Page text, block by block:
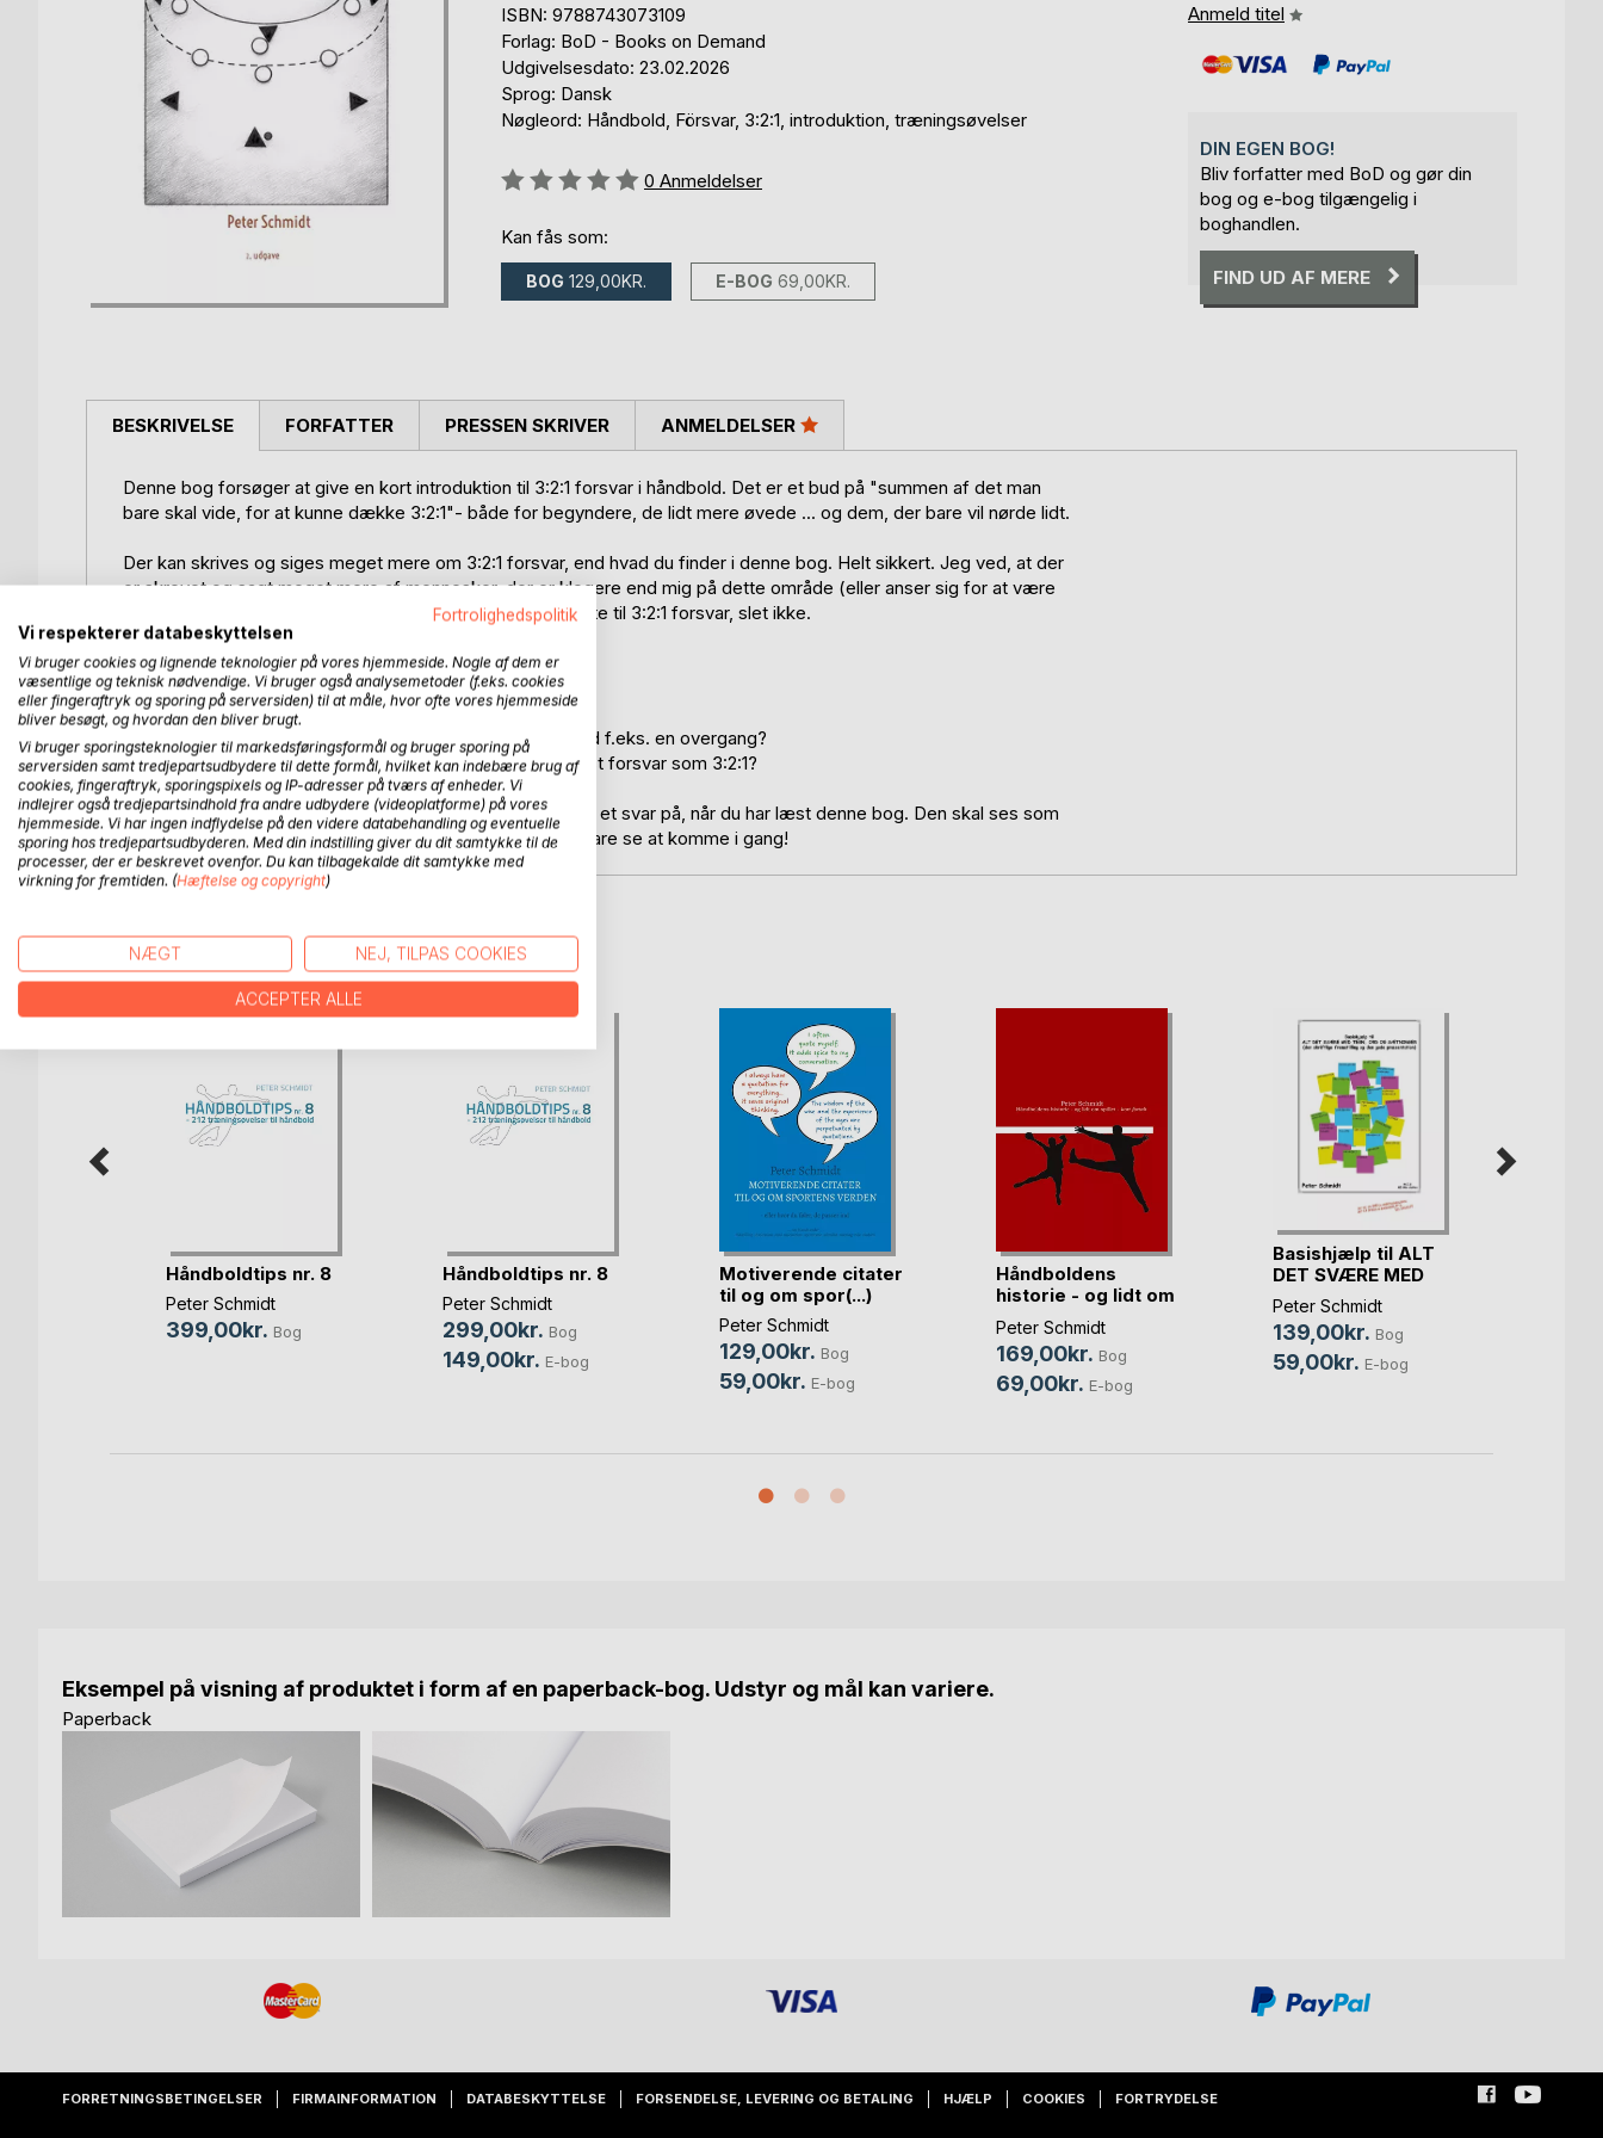
ISBN: 9788743073109
Forlag: BoD - Books on Demand
Udgivelsesdato: 23.02.2026
Sprog: Dansk
Nøgleord: Håndbold, Försvar, 3:2:1, introduktion, træningsøvelser
Anmeldelse::
0 Anmeldelser
Kan fås som:
BOG 129,00KR. E-BOG 69,00KR.
Anmeld titel
DIN EGEN BOG!
Bliv forfatter med BoD og gør din
bog og e-bog tilgængelig i
boghandlen.
FIND UD AF MERE
BESKRIVELSE
Denne bog forsøger at give en kort introduktion til 3:2:1 forsvar i håndbold. Det er et bud på "summen af det man
bare skal vide, for at kunne dække 3:2:1"- både for begyndere, de lidt mere øvede ... og dem, der bare vil nørde lidt.
Der kan skrives og siges meget mere om 3:2:1 forsvar, end hvad du finder i denne bog. Helt sikkert. Jeg ved, at der
er skrevet og sagt meget mere af mennesker, der er klogere end mig på dette område (eller anser sig for at være
det), så bogen skal ikke ses som en udtømmende facitliste til 3:2:1 forsvar, slet ikke.
Hvad er 3:2:1 forsvar for en størrelse
Hvad er vigtigt at huske og hvor skal fokus ligge?
Hvad er hver enkelt forsvarsspillers rolle og opgave?
Hvad gør man, hvis angrebsholdet forsøger modtræk med f.eks. en overgang?
Hvordan kan man træne de enkelte opgaver i et komplekst forsvar som 3:2:1?
...er bare en del af de spørgsmål, du forhåbentligt har fået et svar på, når du har læst denne bog. Den skal ses som
en starthjælp, som en "introduktion til 3:2:1 forsvar" - så bare se at komme i gang!
FORFATTER PRESSEN SKRIVER ANMELDELSER
FLERE TITLER HOSBoD
Håndboldtips nr. 8
Peter Schmidt
399,00kr. Bog
Håndboldtips nr. 8
Peter Schmidt
299,00kr. Bog
149,00kr. E-bog
Motiverende citater
til og om spor(...)
Peter Schmidt
129,00kr. Bog
59,00kr. E-bog
Håndboldens
historie - og lidt om
(...)
Peter Schmidt
169,00kr. Bog
69,00kr. E-bog
Basishjælp til ALT
DET SVÆRE MED
T(...)
Peter Schmidt
139,00kr. Bog
59,00kr. E-bog
Eksempel på visning af produktet i form af en paperback-bog. Udstyr og mål kan variere.
Paperback
FORRETNINGSBETINGELSER FIRMAINFORMATION DATABESKYTTELSE FORSENDELSE, LEVERING OG BETALING HJÆLP COOKIES FORTRYDELSE
Fortrolighedspolitik
Vi respekterer databeskyttelsen
Vi bruger cookies og lignende teknologier på vores hjemmeside. Nogle af dem er
væsentlige og teknisk nødvendige. Vi bruger også analysemetoder (f.eks. cookies
eller fingeraftryk og sporing på serversiden) til at måle, hvor ofte vores hjemmeside
bliver besøgt, og hvordan den bliver brugt.
Vi bruger sporingsteknologier til markedsføringsformål og bruger sporing på
serversiden samt tredjepartsudbydere til dette formål, hvilket kan indebære brug af
cookies, fingeraftryk, sporingspixels og IP-adresser på tværs af enheder. Vi
indlejrer også tredjepartsindhold fra andre udbydere (videoplatforme) på vores
hjemmeside. Vi har ingen indflydelse på den videre databehandling og eventuelle
sporing hos tredjepartsudbyderen. Med din indstilling giver du dit samtykke til de
processer, der er beskrevet ovenfor. Du kan tilbagekalde dit samtykke med
virkning for fremtiden. (Hæftelse og copyright)
NÆGT NEJ, TILPAS COOKIES
ACCEPTER ALLE